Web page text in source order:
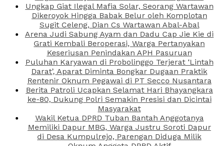
Ungkap Giat Ilegal Mafia Solar, Seorang Wartawan
Dikeroyok Hingga Babak Belur oleh Komplotan
Sugit Celeng, Dian Cs Wartawan Abal-Abal
Arena Judi Sabung Ayam dan Dadu Cap Jie Kie di
Grati Kembali Beroperasi, Warga Pertanyakan
Keseriusan Penindakan APH Pasuruan
Puluhan Karyawan di Probolinggo Terjerat ‘Lintah
Darat’, Aparat Diminta Bongkar Dugaan Praktik
Rentenir Oknum Pegawai di PT Secco Nusantara
Berita Patroli Ucapkan Selamat Hari Bhayangkara
ke-80, Dukung Polri Semakin Presisi dan Dicintai
Masyarakat
Wakil Ketua DPRD Tuban Bantah Anggotanya
Memiliki Dapur MBG, Warga Justru Soroti Dapur
di Desa Kumpulrejo, Parengan Diduga Milik